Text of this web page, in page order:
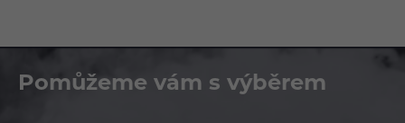
Pomůžeme vám s výběrem